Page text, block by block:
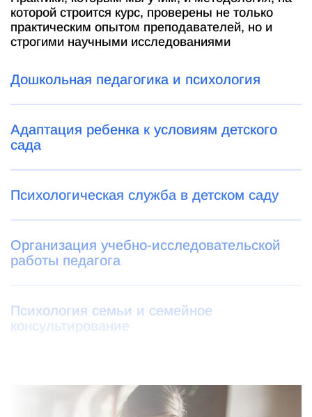
которой строится курс, проверены не только
практическим опытом преподавателей, но и
строгими научными исследованиями
Дошкольная педагогика и психология
Адаптация ребенка к условиям детского
сада
Психологическая служба в детском саду
Организация учебно-исследовательской
работы педагога
Психология семьи и семейное
консультирование